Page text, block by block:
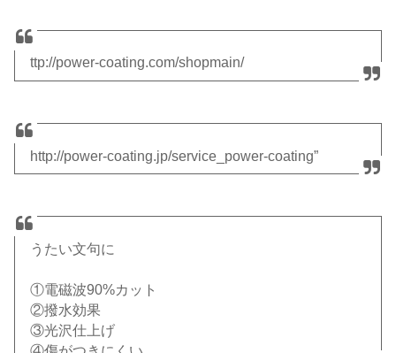
ttp://power-coating.com/shopmain/
http://power-coating.jp/service_power-coating”
うたい文句に
①電磁波90%カット
②撥水効果
③光沢仕上げ